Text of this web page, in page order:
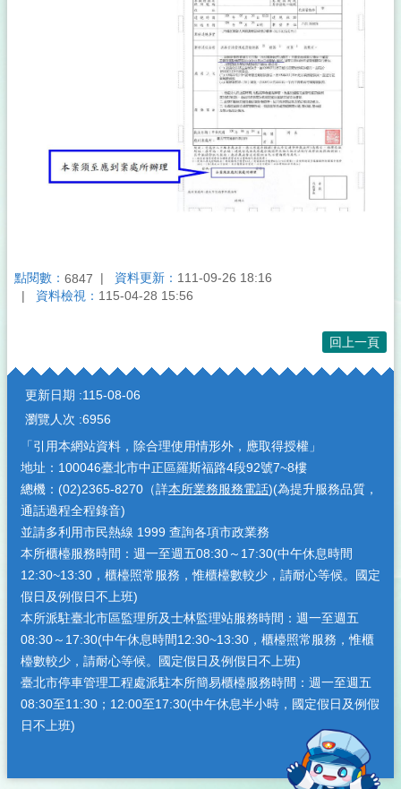
點閱數： 6847 資料更新： 111-09-26 18:16
資料檢視： 115-04-28 15:56
回上一頁
:::
更新日期
115-08-06
瀏覽人次 6956
「引用本網站資料，除合理使用情形外，應取得授權」
地址：100046臺北市中正區羅斯福路4段92號7~8樓
總機：(02)2365-8270（詳本所業務服務電話)(為提升服務品質，
通話過程全程錄音)
並請多利用市民熱線 1999 查詢各項市政業務
本所櫃檯服務時間：週一至週五08:30～17:30(中午休息時間
12:30~13:30，櫃檯照常服務，惟櫃檯數較少，請耐心等候。國定
假日及例假日不上班)
本所派駐臺北市區監理所及士林監理站服務時間：週一至週五
08:30～17:30(中午休息時間12:30~13:30，櫃檯照常服務，惟櫃
檯數較少，請耐心等候。國定假日及例假日不上班)
臺北市停車管理工程處派駐本所簡易櫃檯服務時間：週一至週五
08:30至11:30；12:00至17:30(中午休息半小時，國定假日及例假
日不上班)